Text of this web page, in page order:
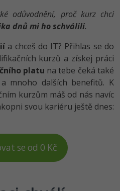
odůvodnění, proč kurz chci
dnů mi ho schválili.
a chceš do IT? Přihlas se do
kurzů a získej práci
platu na tebe čeká také
a mnoho dalších benefitů. K
kurzům máš od nás navíc
svou kariéru ještě dnes:
se od 0 Kč